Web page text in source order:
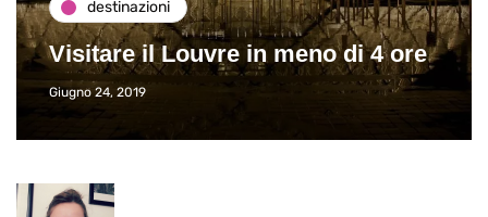
destinazioni
Visitare il Louvre in meno di 4 ore
Giugno 24, 2019